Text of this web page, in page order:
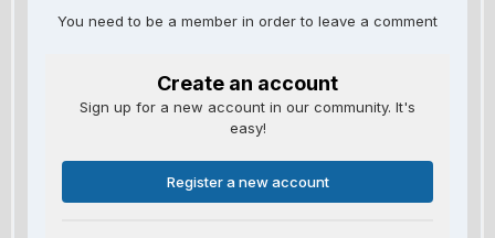
You need to be a member in order to leave a comment
Create an account
Sign up for a new account in our community. It's
easy!
Register a new account